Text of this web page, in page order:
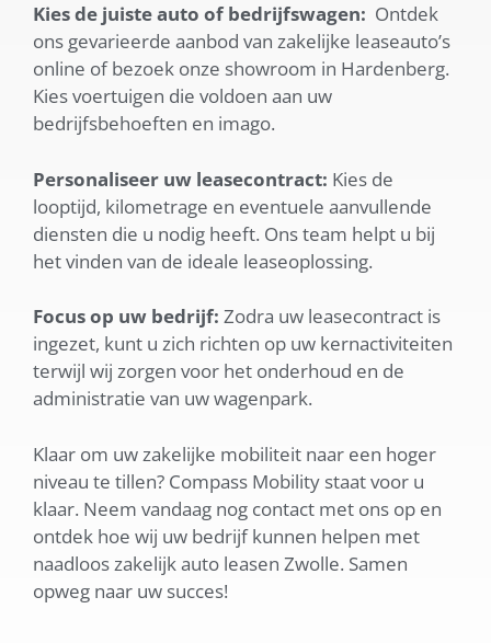
Kies de juiste auto of bedrijfswagen: Ontdek
ons gevarieerde aanbod van zakelijke leaseauto’s
online of bezoek onze showroom in Hardenberg.
Kies voertuigen die voldoen aan uw
bedrijfsbehoeften en imago.
Personaliseer uw leasecontract: Kies de
looptijd, kilometrage en eventuele aanvullende
diensten die u nodig heeft. Ons team helpt u bij
het vinden van de ideale leaseoplossing.
Focus op uw bedrijf: Zodra uw leasecontract is
ingezet, kunt u zich richten op uw kernactiviteiten
terwijl wij zorgen voor het onderhoud en de
administratie van uw wagenpark.
Klaar om uw zakelijke mobiliteit naar een hoger
niveau te tillen? Compass Mobility staat voor u
klaar. Neem vandaag nog contact met ons op en
ontdek hoe wij uw bedrijf kunnen helpen met
naadloos zakelijk auto leasen Zwolle. Samen
opweg naar uw succes!